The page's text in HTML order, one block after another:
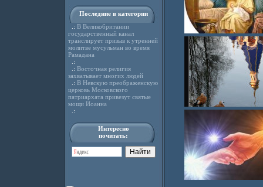
Последние в категории
.: В Великобритании
государственный канал
транслирует призыв к утренней
молитве мусульман во время
Рамадана
.:
.: Восточная религия
захватывает многих людей
.: В Невскую преображенскую
церковь Московского
патриархата привезут святые
мощи Иоанна
.:
Интересно
почитать: